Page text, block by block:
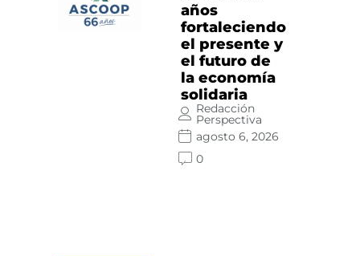
años
fortaleciendo
el presente y
el futuro de
la economía
solidaria
Redacción
Perspectiva
agosto 6, 2026
0